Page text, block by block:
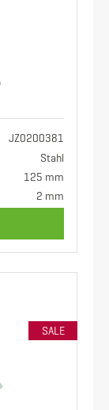
JZ0200381
Stahl
125 mm
2 mm
SALE